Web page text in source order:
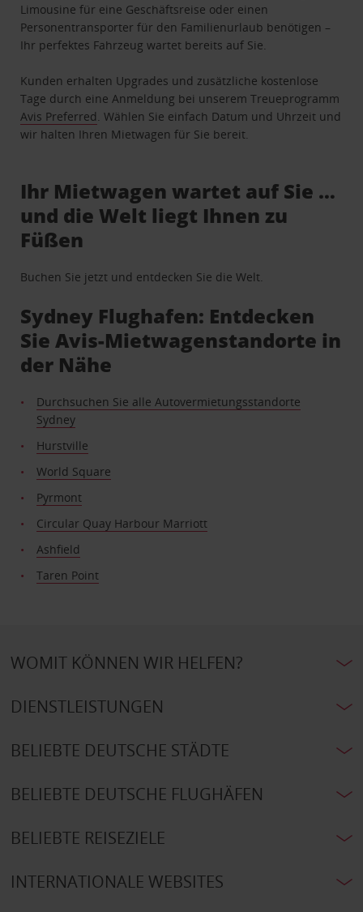
Limousine für eine Geschäftsreise oder einen
Personentransporter für den Familienurlaub benötigen –
Ihr perfektes Fahrzeug wartet bereits auf Sie.
Kunden erhalten Upgrades und zusätzliche kostenlose
Tage durch eine Anmeldung bei unserem Treueprogramm
Avis Preferred . Wählen Sie einfach Datum und Uhrzeit und
wir halten Ihren Mietwagen für Sie bereit.
Ihr Mietwagen wartet auf Sie …
und die Welt liegt Ihnen zu
Füßen
Buchen Sie jetzt und entdecken Sie die Welt.
Sydney Flughafen: Entdecken
Sie Avis-Mietwagenstandorte in
der Nähe
Durchsuchen Sie alle Autovermietungsstandorte
Sydney
Hurstville
World Square
Pyrmont
Circular Quay Harbour Marriott
Ashfield
Taren Point
WOMIT KÖNNEN WIR HELFEN?
DIENSTLEISTUNGEN
BELIEBTE DEUTSCHE STÄDTE
BELIEBTE DEUTSCHE FLUGHÄFEN
BELIEBTE REISEZIELE
INTERNATIONALE WEBSITES